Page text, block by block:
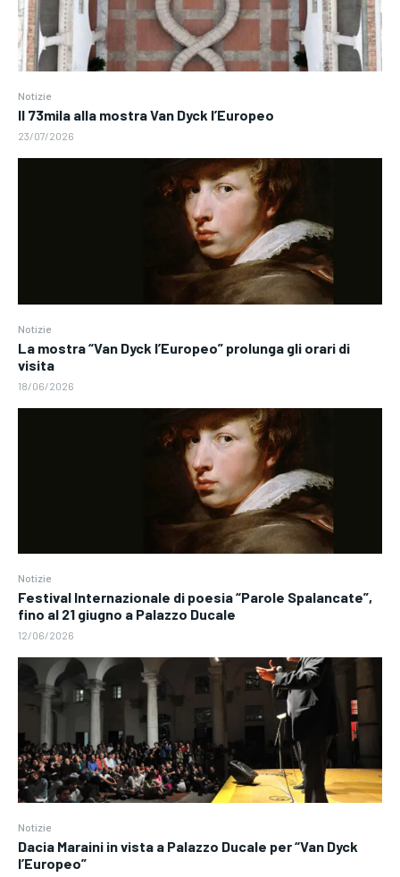
Notizie
Il 73mila alla mostra Van Dyck l’Europeo
23/07/2026
Notizie
La mostra “Van Dyck l’Europeo” prolunga gli orari di
visita
18/06/2026
Notizie
Festival Internazionale di poesia “Parole Spalancate”,
fino al 21 giugno a Palazzo Ducale
12/06/2026
Notizie
Dacia Maraini in vista a Palazzo Ducale per “Van Dyck
l’Europeo”